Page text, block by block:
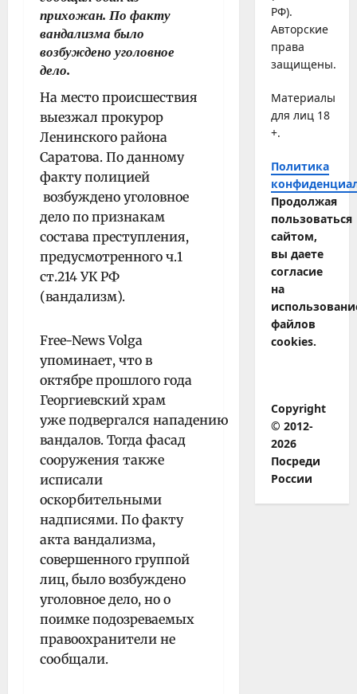
прихожан. По факту
вандализма было
возбуждено уголовное
дело.
На место происшествия
выезжал прокурор
Ленинского района
Саратова. По данному
факту полицией
возбуждено уголовное
дело по признакам
состава преступления,
предусмотренного ч.1
ст.214 УК РФ
(вандализм).
Free-News Volga
упоминает, что в
октябре прошлого года
Георгиевский храм
уже подвергался нападению
вандалов. Тогда фасад
сооружения также
исписали
оскорбительными
надписями. По факту
акта вандализма,
совершенного группой
лиц, было возбуждено
уголовное дело, но о
поимке подозреваемых
правоохранители не
сообщали.
РФ).
Авторские
права
защищены.
Материалы
для лиц 18
+.
Политика
Продолжая
пользоваться
сайтом,
вы даете
согласие
на
файлов
cookies.
Copyright
© 2012-
2026
Посреди
России